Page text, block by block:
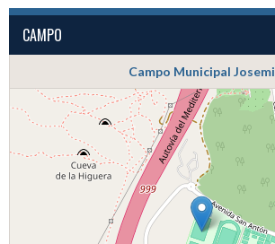
CAMPO
Campo Municipal Josemi